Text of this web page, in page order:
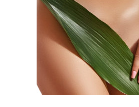
AJOUTER AU PANIER